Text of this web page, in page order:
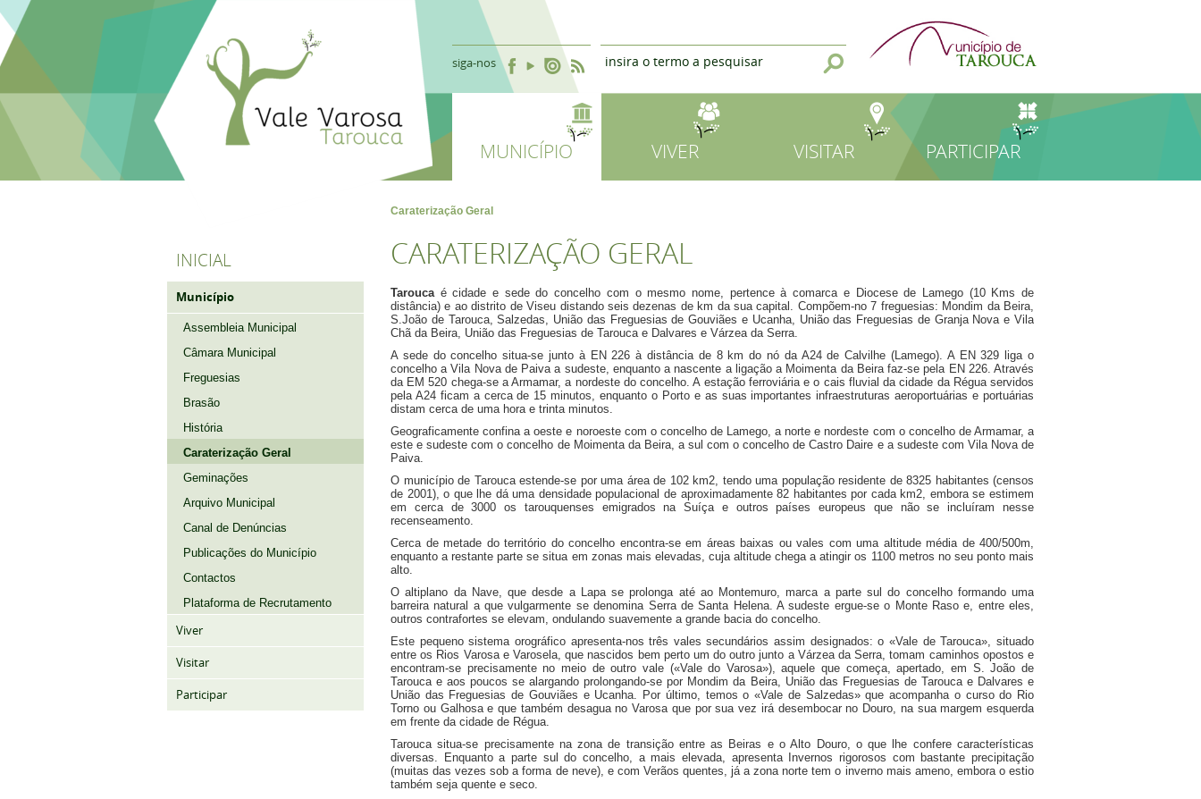
siga-nos
MUNICÍPIO VIVER VISITAR PARTICIPAR
INICIAL
Município
Assembleia Municipal
Câmara Municipal
Freguesias
Brasão
História
Caraterização Geral
Geminações
Arquivo Municipal
Canal de Denúncias
Publicações do Município
Contactos
Plataforma de Recrutamento
Viver
Visitar
Participar
Caraterização Geral
CARATERIZAÇÃO GERAL
Taroucaé cidade e sede do concelho com o mesmo nome, pertence à comarca e Diocese de Lamego (10 Kms de
distância) e ao distrito de Viseu distando seis dezenas de km da sua capital. Compõem-no 7 freguesias: Mondim da Beira,
S.João de Tarouca, Salzedas, União das Freguesias de Gouviães e Ucanha, União das Freguesias de Granja Nova e Vila
Chã da Beira, União das Freguesias de Tarouca e Dalvares e Várzea da Serra.
A sede do concelho situa-se junto à EN 226 à distância de 8 km do nó da A24 de Calvilhe (Lamego). A EN 329 liga o
concelho a Vila Nova de Paiva a sudeste, enquanto a nascente a ligação a Moimenta da Beira faz-se pela EN 226. Através
da EM 520 chega-se a Armamar, a nordeste do concelho. A estação ferroviária e o cais fluvial da cidade da Régua servidos
pela A24 ficam a cerca de 15 minutos, enquanto o Porto e as suas importantes infraestruturas aeroportuárias e portuárias
distam cerca de uma hora e trinta minutos.
Geograficamente confina a oeste e noroeste com o concelho de Lamego, a norte e nordeste com o concelho de Armamar, a
este e sudeste com o concelho de Moimenta da Beira, a sul com o concelho de Castro Daire e a sudeste com Vila Nova de
Paiva.
O município de Tarouca estende-se por uma área de 102 km2, tendo uma população residente de 8325 habitantes (censos
de 2001), o que lhe dá uma densidade populacional de aproximadamente 82 habitantes por cada km2, embora se estimem
em cerca de 3000 os tarouquenses emigrados na Suíça e outros países europeus que não se incluíram nesse
recenseamento.
Cerca de metade do território do concelho encontra-se em áreas baixas ou vales com uma altitude média de 400/500m,
enquanto a restante parte se situa em zonas mais elevadas, cuja altitude chega a atingir os 1100 metros no seu ponto mais
alto.
O altiplano da Nave, que desde a Lapa se prolonga até ao Montemuro, marca a parte sul do concelho formando uma
barreira natural a que vulgarmente se denomina Serra de Santa Helena. A sudeste ergue-se o Monte Raso e, entre eles,
outros contrafortes se elevam, ondulando suavemente a grande bacia do concelho.
Este pequeno sistema orográfico apresenta-nos três vales secundários assim designados: o «Vale de Tarouca», situado
entre os Rios Varosa e Varosela, que nascidos bem perto um do outro junto a Várzea da Serra, tomam caminhos opostos e
encontram-se precisamente no meio de outro vale («Vale do Varosa»), aquele que começa, apertado, em S. João de
Tarouca e aos poucos se alargando prolongando-se por Mondim da Beira, União das Freguesias de Tarouca e Dalvares e
União das Freguesias de Gouviães e Ucanha. Por último, temos o «Vale de Salzedas» que acompanha o curso do Rio
Torno ou Galhosa e que também desagua no Varosa que por sua vez irá desembocar no Douro, na sua margem esquerda
em frente da cidade de Régua.
Tarouca situa-se precisamente na zona de transição entre as Beiras e o Alto Douro, o que lhe confere características
diversas. Enquanto a parte sul do concelho, a mais elevada, apresenta Invernos rigorosos com bastante precipitação
(muitas das vezes sob a forma de neve), e com Verãos quentes, já a zona norte tem o inverno mais ameno, embora o estio
também seja quente e seco.